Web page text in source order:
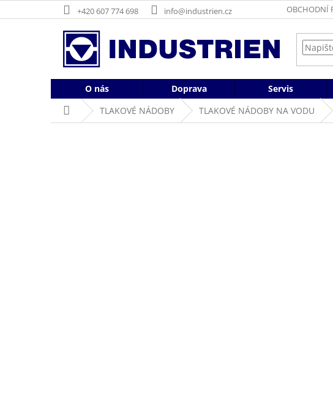
na
+420 607 774 698 info@industrien.cz OBCHODNÍ
O nás Doprava Servis
Domů TLAKOVÉ NÁDOBY TLAKOVÉ NÁDOBY NA VODU